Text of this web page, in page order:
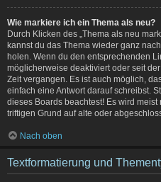
Wie markiere ich ein Thema als neu?
Durch Klicken des „Thema als neu
kannst du das Thema wieder ganz
holen. Wenn du den entsprechenden
möglicherweise deaktiviert oder seit
Zeit vergangen. Es ist auch möglich,
einfach eine Antwort darauf schreibst.
dieses Boards beachtest! Es wird
triftigen Grund auf alte oder
Nach oben
Textformatierung und